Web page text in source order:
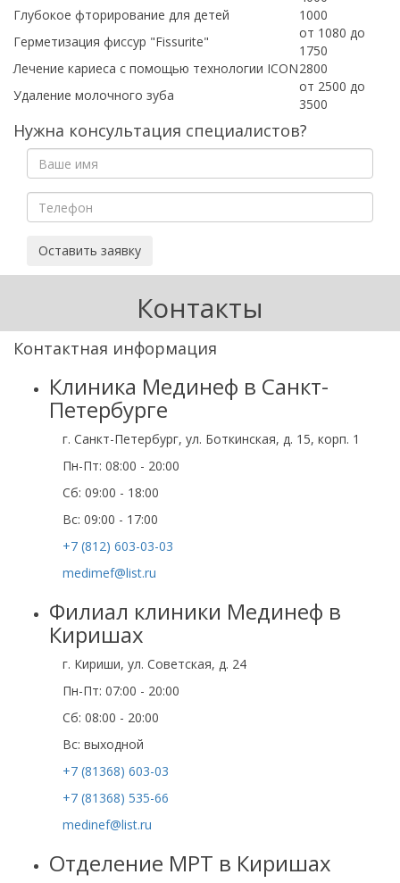
Глубокое фторирование для детей
1000
Герметизация фиссур "Fissurite"
от 1080 до
1750
Лечение кариеса с помощью технологии ICON2800
Удаление молочного зубa
от 2500 до
3500
Нужна консультация специалистов?
Оставить заявку
Контакты
Контактная информация
Клиника Мединеф в Санкт-
Петербурге
г. Санкт-Петербург, ул. Боткинская, д. 15, корп. 1
Пн-Пт: 08:00 - 20:00
Cб: 09:00 - 18:00
Вс: 09:00 - 17:00
+7 (812) 603-03-03
medimef@list.ru
Филиал клиники Мединеф в
Киришах
г. Кириши, ул. Советская, д. 24
Пн-Пт: 07:00 - 20:00
Сб: 08:00 - 20:00
Вс: выходной
+7 (81368) 603-03
+7 (81368) 535-66
medinef@list.ru
Отделение МРТ в Киришах